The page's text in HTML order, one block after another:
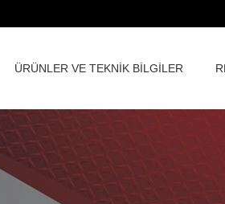
ÜRÜNLER VE TEKNİK BİLGİLER